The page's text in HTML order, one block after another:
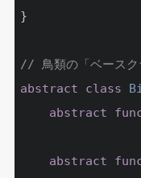
}
// 鳥類の「ベースク
abstract
class
abstract
abstract